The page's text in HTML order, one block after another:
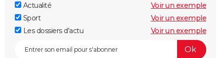
Actualité
Voir un exemple
Sport
Voir un exemple
Les dossiers d'actu
Voir un exemple